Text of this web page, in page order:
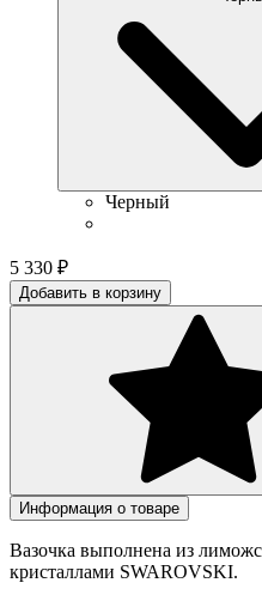
Черный
5 330 ₽
Добавить в корзину
Информация о товаре
Вазочка выполнена из
кристаллами SWAROVSKI.